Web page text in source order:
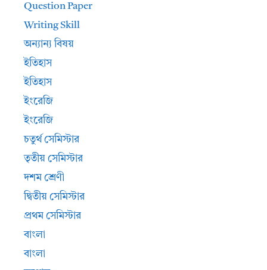
Question Paper
Writing Skill
অন্যান্য বিষয়
ইতিহাস
ইতিহাস
ইংরেজি
ইংরেজি
চতুর্থ সেমিস্টার
তৃতীয় সেমিস্টার
দশম শ্রেণী
দ্বিতীয় সেমিস্টার
প্রথম সেমিস্টার
বাংলা
বাংলা